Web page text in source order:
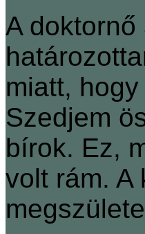
A
miatt,
Szedjem
bírok. Ez,
volt rám. A